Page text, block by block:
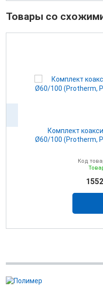
Товары со
Комплект
Ø60/100 (Protherm,
Код